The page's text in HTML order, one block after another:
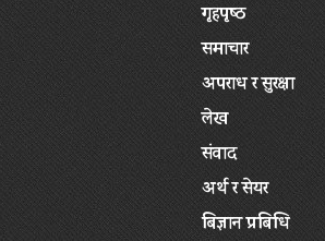
गृहपृष्‍ठ
समाचार
अपराध र सुरक्षा
लेख
संवाद
अर्थ र सेयर
बिज्ञान प्रबिधि